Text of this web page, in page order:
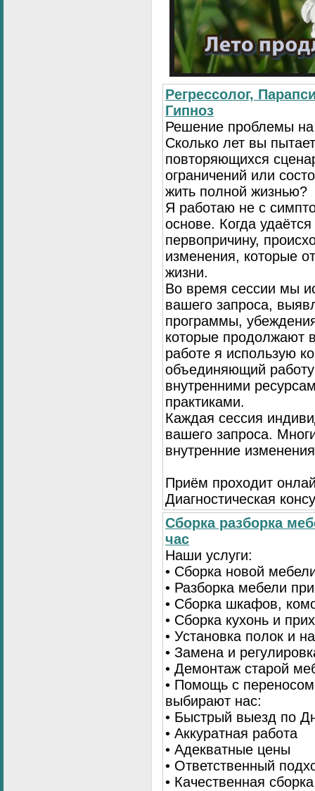
Регрессолог,
Гипноз
Решение проблемы на
Сколько лет вы
повторяющихся
ограничений или
жить полной жизнью?
Я работаю не с
основе. Когда
первопричину,
изменения, которые
жизни.
Во время сессии мы
вашего запроса,
программы,
которые продолжают
работе я использую
объединяющий
внутренними
практиками.
Каждая сессия
вашего запроса.
внутренние
Приём проходит
Диагностическая
Сборка разборка
час
Наши услуги:
• Сборка новой
• Разборка мебели
• Сборка шкафов,
• Сборка кухонь и
• Установка полок и
• Замена и
• Демонтаж старой
• Помощь с
выбирают нас:
• Быстрый выезд по
• Аккуратная работа
• Адекватные цены
• Ответственный
• Качественная